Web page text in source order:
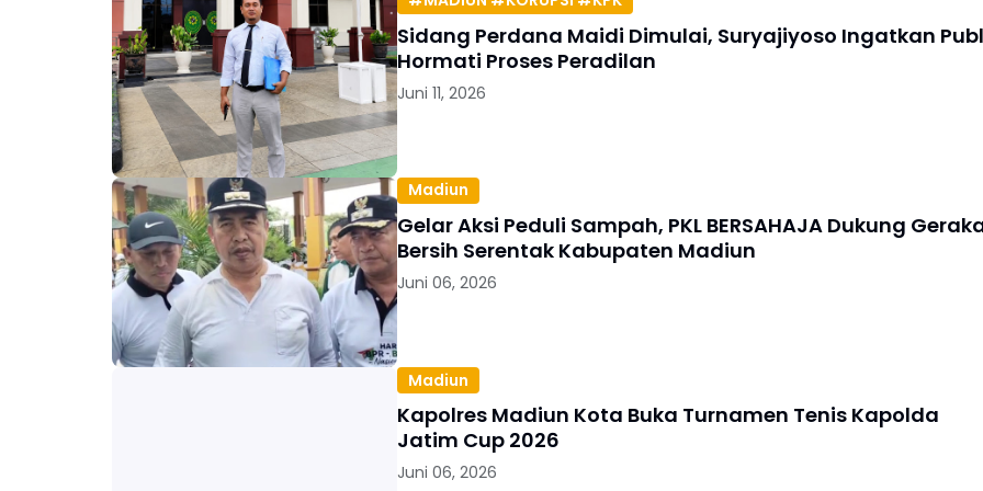
Sidang Perdana Maidi Dimulai, Suryajiyoso Ingatkan
Hormati Proses Peradilan
Juni 11, 2026
Madiun
Gelar Aksi Peduli Sampah, PKL BERSAHAJA Dukung
Bersih Serentak Kabupaten Madiun
Juni 06, 2026
Madiun
Kapolres Madiun Kota Buka Turnamen Tenis Kapolda
Jatim Cup 2026
Juni 06, 2026